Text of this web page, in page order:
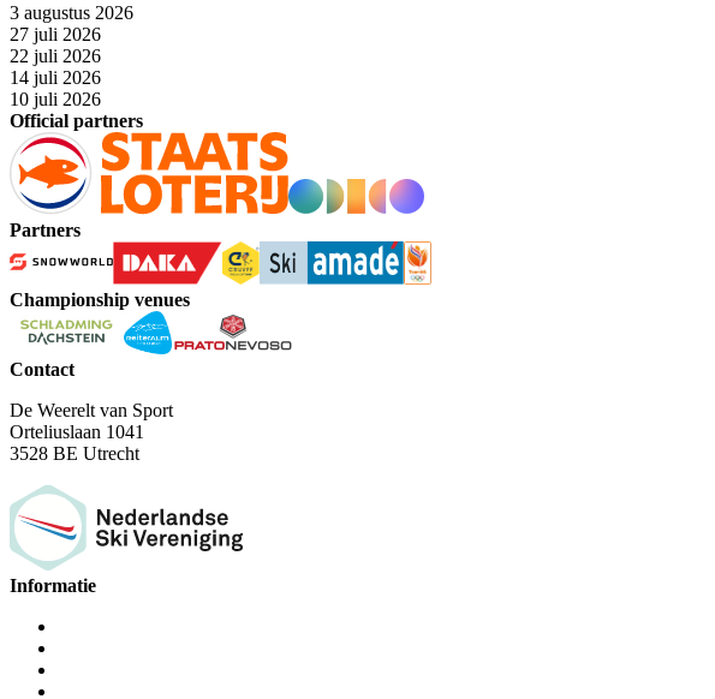
3 augustus 2026
27 juli 2026
22 juli 2026
14 juli 2026
10 juli 2026
Official partners
Partners
Championship venues
Contact
De Weerelt van Sport
Orteliuslaan 1041
3528 BE Utrecht
Informatie